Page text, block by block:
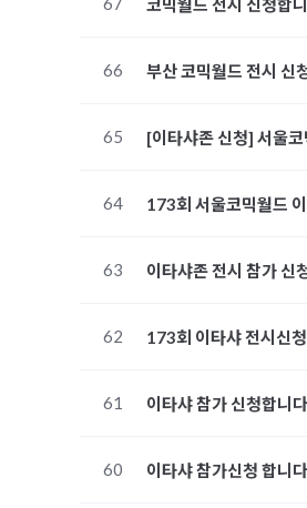
코믹월드 전시 신청합
66 부산 코믹월드 전시 신
65 [이타샤존 신청] 서울
64 173회 서울코믹월드
63 이타샤존 전시 참가 신
62 173회 이타샤 전시신
61 이타샤 참가 신청합니
60 이타샤 참가신청 합니다